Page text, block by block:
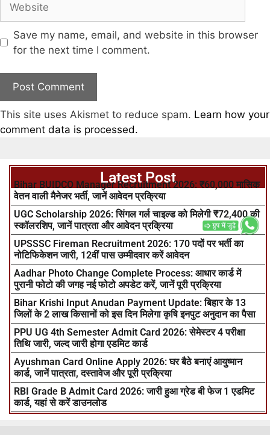
Save my name, email, and website in this browser
for the next time I comment.
This site uses Akismet to reduce spam. Learn how your
comment data is processed.
Latest Post
Bihar BUIDCO Manager Recruitment 2026: ₹60,000 मासिक
वेतन वाली मैनेजर भर्ती, जानें आवेदन प्रक्रिया
UGC Scholarship 2026: सिंगल गर्ल चाइल्ड को मिलेगी ₹72,400 की
स्कॉलरशिप, जानें पात्रता और आवेदन प्रक्रिया
UPSSSC Fireman Recruitment 2026: 170 पदों पर भर्ती का
नोटिफिकेशन जारी, 12वीं पास उम्मीदवार करें आवेदन
Aadhar Photo Change Complete Process: आधार कार्ड में
पुरानी फोटो की जगह नई फोटो अपडेट करें, जानें पूरी प्रक्रिया
Bihar Krishi Input Anudan Payment Update: बिहार के 13
जिलों के 2 लाख किसानों को इस दिन मिलेगा कृषि इनपुट अनुदान का पैसा
PPU UG 4th Semester Admit Card 2026: सेमेस्टर 4 परीक्षा
तिथि जारी, जल्द जारी होगा एडमिट कार्ड
Ayushman Card Online Apply 2026: घर बैठे बनाएं आयुष्मान
कार्ड, जानें पात्रता, दस्तावेज और पूरी प्रक्रिया
RBI Grade B Admit Card 2026: जारी हुआ ग्रेड बी फेज 1 एडमिट
कार्ड, यहां से करें डाउनलोड